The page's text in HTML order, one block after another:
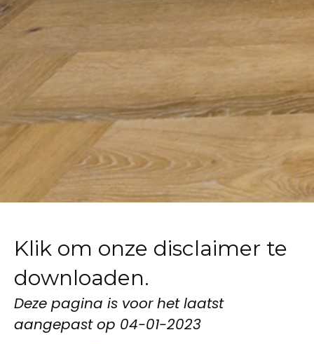
Klik om onze disclaimer te
downloaden.
Deze pagina is voor het laatst
aangepast op 04-01-2023